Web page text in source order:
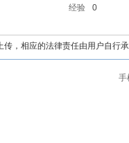
经验 0
，相应的法律责任由用户自
手